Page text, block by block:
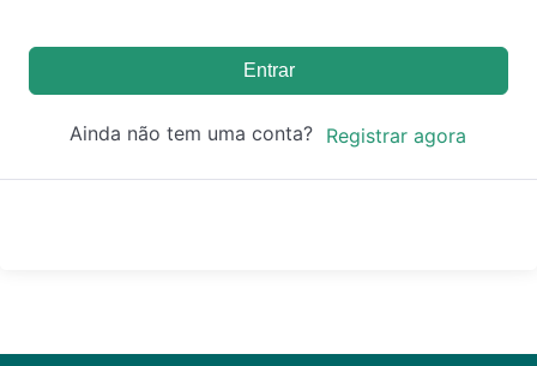
Entrar
Ainda não tem uma conta? Registrar agora